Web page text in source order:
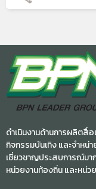
ดำเนินงานด้านการผลิตสื่
กิจกรรมบันเทิง และจำห
เชี่ยวชาญประสบการณ์มา
หน่วยงานท้องถิ่น และหน่ว